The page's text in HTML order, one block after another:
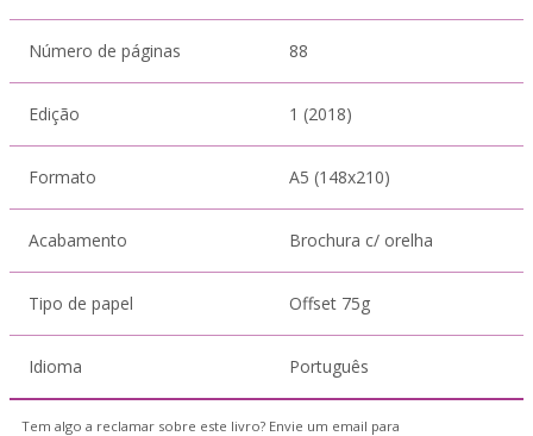
Número de páginas 88
Edição 1 (2018)
Formato A5 (148x210)
Acabamento Brochura c/ orelha
Tipo de papel Offset 75g
Idioma Português
Tem algo a reclamar sobre este livro? Envie um email para